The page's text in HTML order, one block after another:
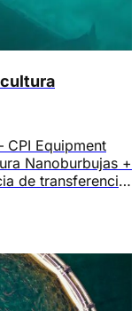
CPI Equipment
Nanoburbujas +
de transferencia
O₂ resuelven